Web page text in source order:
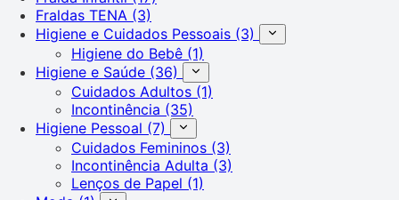
Fraldas TENA (3)
Higiene e Cuidados Pessoais (3)
Higiene do Bebê (1)
Higiene e Saúde (36)
Cuidados Adultos (1)
Incontinência (35)
Higiene Pessoal (7)
Cuidados Femininos (3)
Incontinência Adulta (3)
Lenços de Papel (1)